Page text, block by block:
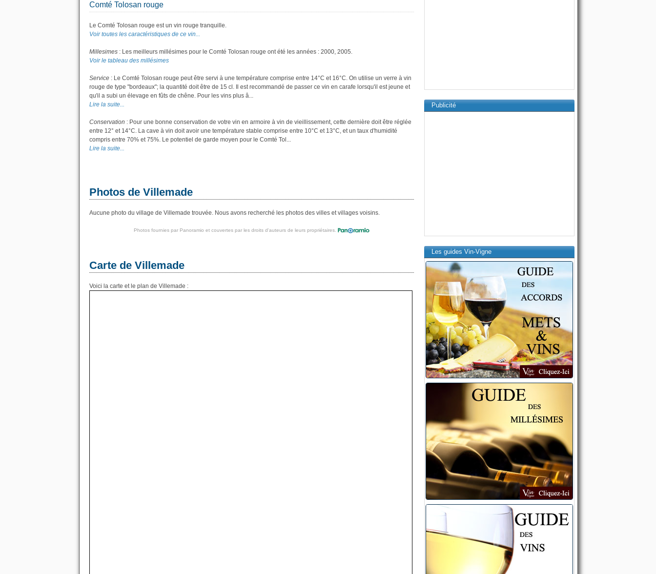
Comté Tolosan rouge
Le Comté Tolosan rouge est un vin rouge tranquille.
Voir toutes les caractéristiques de ce vin...
Millesimes : Les meilleurs millésimes pour le Comté Tolosan rouge ont été les années : 2000, 2005.
Voir le tableau des millésimes
Service : Le Comté Tolosan rouge peut être servi à une température comprise entre 14°C et 16°C. On utilise un verre à vin
rouge de type "bordeaux"; la quantité doit être de 15 cl. Il est recommandé de passer ce vin en carafe lorsqu'il est jeune et
qu'il a subi un élevage en fûts de chêne. Pour les vins plus â...
Lire la suite...
Conservation : Pour une bonne conservation de votre vin en armoire à vin de vieillissement, cette dernière doit être réglée
entre 12° et 14°C. La cave à vin doit avoir une température stable comprise entre 10°C et 13°C, et un taux d'humidité
compris entre 70% et 75%. Le potentiel de garde moyen pour le Comté Tol...
Lire la suite...
Photos de Villemade
Aucune photo du village de Villemade trouvée. Nous avons recherché les photos des villes et villages voisins.
Photos fournies par Panoramio et couvertes par les droits d'auteurs de leurs propriétaires.
Carte de Villemade
Voici la carte et le plan de Villemade :
Publicité
Les guides Vin-Vigne